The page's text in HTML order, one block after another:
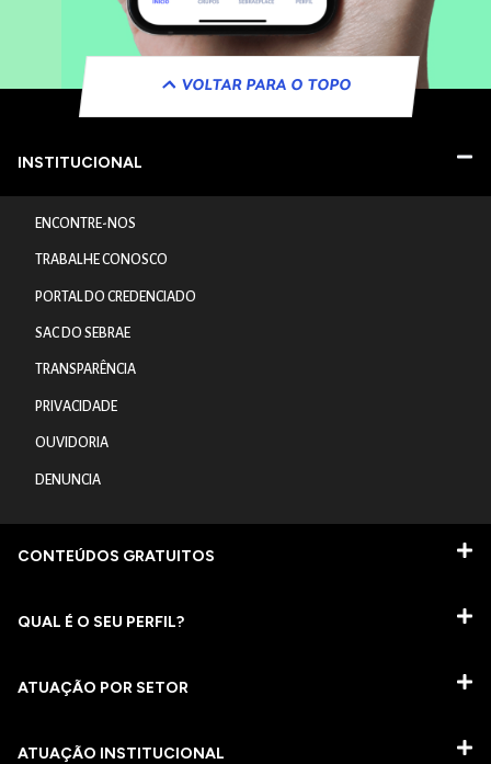
VOLTAR PARA O TOPO
INSTITUCIONAL
ENCONTRE-NOS
TRABALHE CONOSCO
PORTAL DO CREDENCIADO
SAC DO SEBRAE
TRANSPARÊNCIA
PRIVACIDADE
OUVIDORIA
DENUNCIA
CONTEÚDOS GRATUITOS
QUAL É O SEU PERFIL?
ATUAÇÃO POR SETOR
ATUAÇÃO INSTITUCIONAL